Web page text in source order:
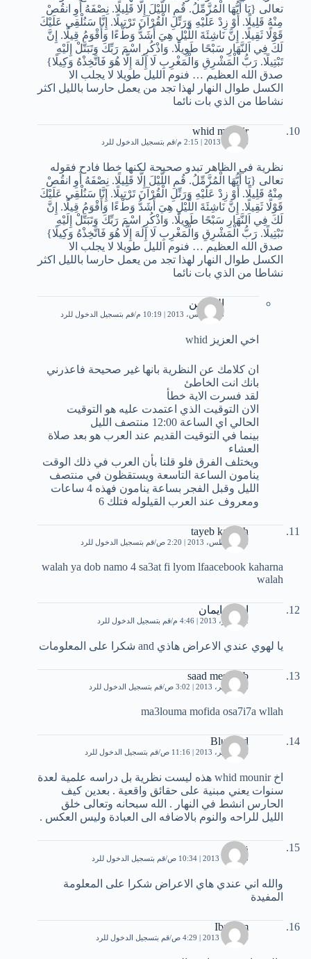
تعالى {يَا أَيُّهَا الْمُزَّمِّلُ. قُمِ اللَّيْلَ إِلَّا قَلِيلًا. نِصْفَهُ أَوِ انقُصْ
مِنْهُ قَلِيلًا. أَوْ زِدْ عَلَيْهِ وَرَتِّلِ الْقُرْآنَ تَرْتِيلًا. إِنَّا سَنُلْقِي عَلَيْكَ
قَوْلًا ثَقِيلًا. إِنَّ نَاشِئَةَ اللَّيْلِ هِيَ أَشَدُّ وَطْءًا وَأَقْوَمُ قِيلًا. إِنَّ
لَكَ فِي اَلنَّهَارِ سَبْحًا طَوِيلًا. وَاذْكُرِ اسْمَ رَبِّكَ وَتَبَتَّلْ إِلَيْهِ
تَبْتِيلًا. رَبُّ الْمَشْرِقِ وَالْمَغْرِبِ لَا إِلَهَ إِلَّا هُوَ فَاتَّخِذْهُ وَكِيلًا}
صدق الله العظيم … فنوم الليل طويلا لا يجلب الا
الكسل طوال النهار لهذا تجد من يعمل حارسا بالليل اكثر
نشاطا من الذي بات نائما
whid mounir
26 مايو، 2013 | 2:15 م قم بتسجيل الدخول للرد
نظرية في الظاهر تبدو صحيحة لكنها خطا فادح فقوله
تعالى {يَا أَيُّهَا الْمُزَّمِّلُ. قُمِ اللَّيْلَ إِلَّا قَلِيلًا. نِصْفَهُ أَوِ انقُصْ
مِنْهُ قَلِيلًا. أَوْ زِدْ عَلَيْهِ وَرَتِّلِ الْقُرْآنَ تَرْتِيلًا. إِنَّا سَنُلْقِي عَلَيْكَ
قَوْلًا ثَقِيلًا. إِنَّ نَاشِئَةَ اللَّيْلِ هِيَ أَشَدُّ وَطْءًا وَأَقْوَمُ قِيلًا. إِنَّ
لَكَ فِي اَلنَّهَارِ سَبْحًا طَوِيلًا. وَاذْكُرِ اسْمَ رَبِّكَ وَتَبَتَّلْ إِلَيْهِ
تَبْتِيلًا. رَبُّ الْمَشْرِقِ وَالْمَغْرِبِ لَا إِلَهَ إِلَّا هُوَ فَاتَّخِذْهُ وَكِيلًا}
صدق الله العظيم … فنوم الليل طويلا لا يجلب الا
الكسل طوال النهار لهذا تجد من يعمل حارسا بالليل اكثر
نشاطا من الذي بات نائما
العلاوين
8 أغسطس، 2013 | 10:19 م قم بتسجيل الدخول للرد
اخي العزيز whid
ان كلامك عن النظرية بانها غير صحيحة فاعذرني
بانك انت الخاطئ
لقد فسرت الاية خطأ
الان التوقيت الذي اعتمدت عليه هو التوقيت
الحالي اي الساعة 12:00 منتصف الليل
بينما في التوقيت القديم عند العرب هو بعد صلاة
العشاء
ويختلف الفرق فلو قلنا بأن العرب في ذلك الوقت
ينامون الساعة التاسعة ويستقظون في منتصف
الليل وقبل الفجر بساعة ينامون فهذه 4 ساعات
ومعروف عند العرب القيلوله فتلك 6
tayeb kanech
28 أغسطس، 2013 | 2:20 ص قم بتسجيل الدخول للرد
walah ya dob namo 4 sa3at fi lyom lfaacebook kaharna
walah
ايمان ايمان
2 سبتمبر، 2013 | 4:46 م قم بتسجيل الدخول للرد
يا لهوي عندي الاعراض هاذي and شكرا على المعلومات
saad mesouab
16 سبتمبر، 2013 | 3:02 ص قم بتسجيل الدخول للرد
ma3louma mofida osa7i7a wllah
Bluebird
26 سبتمبر، 2013 | 11:16 ص قم بتسجيل الدخول للرد
اخ whid mounir هذه ليست نظرية بل دراسه علمية لعدة
سنوات يعني مبنية على حقائق واقعية . بعدين كيف
الحارس انشط في النهار . الله سبحانه وتعالى خلق
الليل للراحه والنوم بالاضافه الى العبادة وليس العكس .
زيد
3 أكتوبر، 2013 | 10:34 ص قم بتسجيل الدخول للرد
والله اني عندي هاي الاعراض شكرا على المعلومة
المفيدة
Ibrahim
4 أكتوبر، 2013 | 4:29 ص قم بتسجيل الدخول للرد